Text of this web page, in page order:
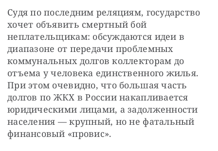
Судя по последним реляциям, государство
хочет объявить смертный бой
неплательщикам: обсуждаются идеи в
диапазоне от передачи проблемных
коммунальных долгов коллекторам до
отъема у человека единственного жилья.
При этом очевидно, что большая часть
долгов по ЖКХ в России накапливается
юридическими лицами, а задолженности
населения — крупный, но не фатальный
финансовый «провис».